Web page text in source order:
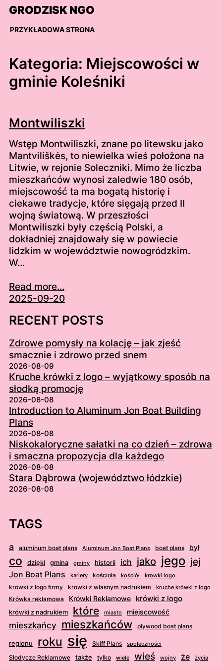
Skip
content
GRODZISK NGO
PRZYKŁADOWA STRONA
Kategoria: Miejscowości w
gminie Koleśniki
Montwiliszki
Wstęp Montwiliszki, znane po litewsku jako
Mantviliškės, to niewielka wieś położona na
Litwie, w rejonie Soleczniki. Mimo że liczba
mieszkańców wynosi zaledwie 180 osób,
miejscowość ta ma bogatą historię i
ciekawe tradycje, które sięgają przed II
wojną światową. W przeszłości
Montwiliszki były częścią Polski, a
dokładniej znajdowały się w powiecie
lidzkim w województwie nowogródzkim.
W…
Read more...
2025-09-20
RECENT POSTS
Zdrowe pomysły na kolację – jak zjeść
smacznie i zdrowo przed snem
2026-08-09
Kruche krówki z logo – wyjątkowy sposób na
słodką promocję
2026-08-08
Introduction to Aluminum Jon Boat Building
Plans
2026-08-08
Niskokaloryczne sałatki na co dzień – zdrowa
i smaczna propozycja dla każdego
2026-08-08
Stara Dąbrowa (województwo łódzkie)
2026-08-08
TAGS
a aluminum boat plans Aluminum Jon Boat Plans boat plans był
co dzięki gmina gminy historii ich jako jego jej
Jon Boat Plans kariery kościoła kościół krowki logo
krowki z logo firmy krowki z wlasnym nadrukiem kruche krówki z logo
Krówka reklamowa Krówki Reklamowe krówki z logo
krówki z nadrukiem które miasto miejscowość
mieszkańcy mieszkańców plywood boat plans
regionu roku się Skiff Plans społeczności
Słodycze Reklamowe także tylko wiele wieś wojny że życia